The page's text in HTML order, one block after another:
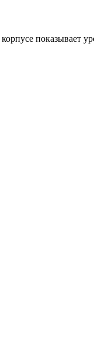
показывает